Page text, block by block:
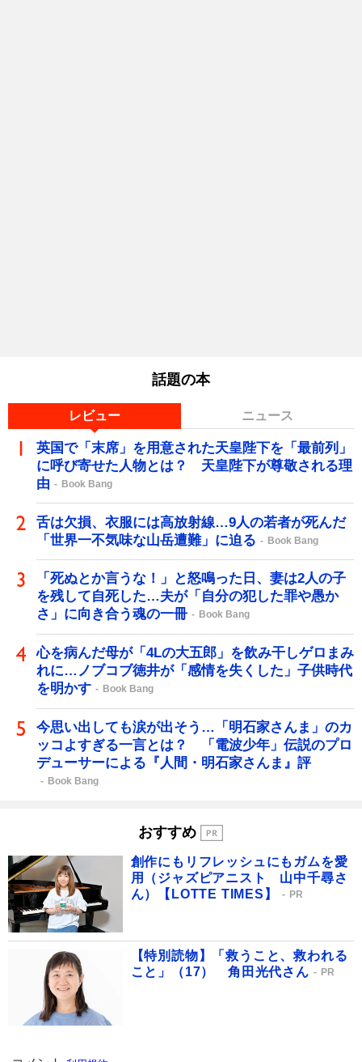
話題の本
レビュー ニュース
英国で「末席」を用意された天皇陛下を「最前列」
に呼び寄せた人物とは？ 天皇陛下が尊敬される理
由
Book Bang
舌は欠損、衣服には高放射線…9人の若者が死んだ
「世界一不気味な山岳遭難」に迫る
Book Bang
「死ぬとか言うな！」と怒鳴った日、妻は2人の子
を残して自死した…夫が「自分の犯した罪や愚か
さ」に向き合う魂の一冊
Book Bang
心を病んだ母が「4Lの大五郎」を飲み干しゲロまみ
れに…ノブコブ徳井が「感情を失くした」子供時代
を明かす
Book Bang
今思い出しても涙が出そう…「明石家さんま」のカ
ッコよすぎる一言とは？ 「電波少年」伝説のプロ
デューサーによる『人間・明石家さんま』評
Book Bang
おすすめ
創作にもリフレッシュにもガムを愛
用（ジャズピアニスト 山中千尋さ
ん）【LOTTE TIMES】
PR
【特別読物】「救うこと、救われる
こと」（17） 角田光代さん
PR